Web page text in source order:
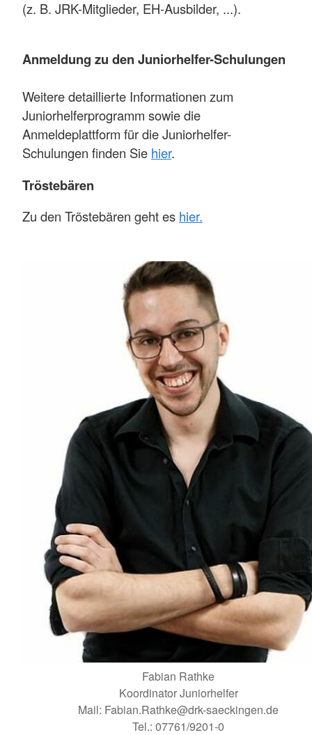
(z. B. JRK-Mitglieder, EH-Ausbilder, ...).
Anmeldung zu den Juniorhelfer-Schulungen
Weitere detaillierte Informationen zum
Juniorhelferprogramm sowie die
Anmeldeplattform für die Juniorhelfer-
Schulungen finden Sie hier.
Tröstebären
Zu den Tröstebären geht es hier.
Fabian Rathke
Koordinator Juniorhelfer
Mail: Fabian.Rathke@drk-saeckingen.de
Tel.: 07761/9201-0